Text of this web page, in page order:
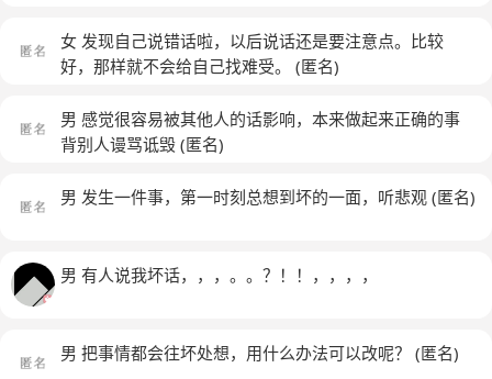
我发现一个人因为别人的行动而在那个人看不到的地方辱
骂讽刺他，我跟他说了不能这样，他就跟我吵起来了，接
他把消极的一面带给其他人，更厌烦那种只会在背后成群
拉队议论别人的人，我想让他改掉这个坏习惯。 而他的
你说你总不能放他一个人自生自灭，按照你的说法根本是
你是在宽容他，可是你这样放任不管，不去帮忙改下他这
里，然后各种谩骂，在那个人不知道情况下，不仅这样不
对，还把原本整个群的气氛弄的死气沉沉 他的朋友说:可
女 发现自己说错话啦，以后说话还是要注意点。比较
好，那样就不会给自己找难受。 (匿名)
男 感觉很容易被其他人的话影响，本来做起来正确的事
背别人谩骂诋毁 (匿名)
男 发生一件事，第一时刻总想到坏的一面，听悲观 (匿名)
男 有人说我坏话，，，。。？！！，，，，
男 把事情都会往坏处想，用什么办法可以改呢？ (匿名)